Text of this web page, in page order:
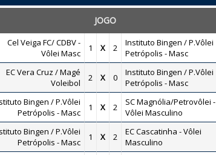
JOGO
Cel Veiga FC/ CDBV -
Vôlei Masc
1 X 2
Instituto Bingen / P.Vôlei
Petrópolis - Masc
EC Vera Cruz / Magé
Voleibol
2 X 0
Instituto Bingen / P.Vôlei
Petrópolis - Masc
Bingen / P.Vôlei
Petrópolis - Masc
1 X 2
SC Magnólia/Petrovôlei -
Vôlei Masculino
Bingen / P.Vôlei
Petrópolis - Masc
1 X 2
EC Cascatinha - Vôlei
Masculino